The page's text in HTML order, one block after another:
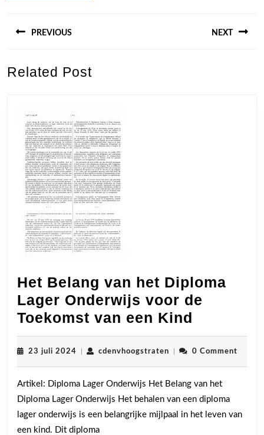
PREVIOUS
post:
NEXT
Related Post
Het Belang van het Diploma
Lager Onderwijs voor de
Toekomst van een Kind
Belang
van
het
Diploma
Lager
23 juli 2024 23
cdenvhoogstratencdenvhoogstraten
0 Comment
Artikel: Diploma Lager Onderwijs Het Belang van het
Diploma Lager Onderwijs Het behalen van een diploma
lager onderwijs is een belangrijke mijlpaal in het leven van
een kind. Dit diploma